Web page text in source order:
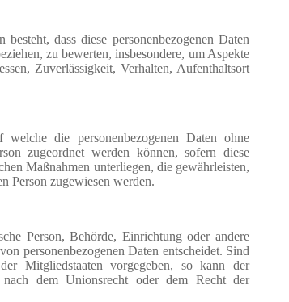
dass diese personenbezogenen Daten
zu bewerten, insbesondere, um Aspekte
Zuverlässigkeit, Verhalten, Aufenthaltsort
die personenbezogenen Daten ohne
zugeordnet werden können, sofern diese
Maßnahmen unterliegen, die gewährleisten,
Person zugewiesen werden.
Person, Behörde, Einrichtung oder andere
personenbezogenen Daten entscheidet. Sind
Mitgliedstaaten vorgegeben, so kann der
nach dem Unionsrecht oder dem Recht der